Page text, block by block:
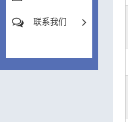
联系我们